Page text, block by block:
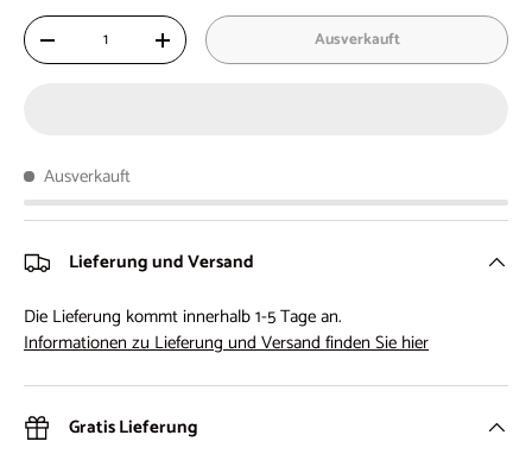
Anzahl
- + Ausverkauft
Ausverkauft
Lieferung und Versand
Die Lieferung kommt innerhalb 1-5 Tage an.
Informationen zu Lieferung und Versand finden Sie hier
Gratis Lieferung